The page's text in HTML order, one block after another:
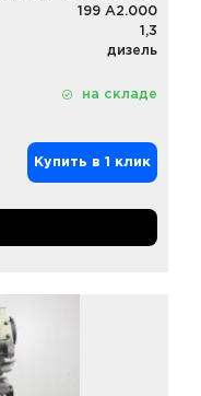
199 A2.000
1,3
дизель
на складе
Купить в 1 клик